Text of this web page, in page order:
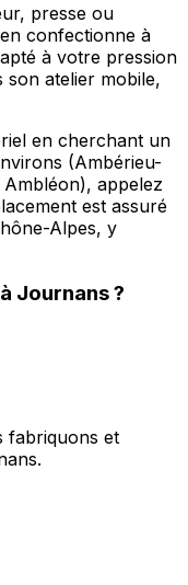
presse ou
confectionne à
à votre pression
son atelier mobile,
en cherchant un
(Ambérieu-
appelez
est assuré
Alpes, y
à Journans?
fabriquons et